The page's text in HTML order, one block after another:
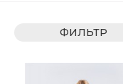
ФИЛЬТР